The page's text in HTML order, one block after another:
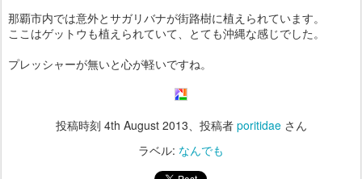
那覇市内では意外とサガリバナが街路樹に植えられています。
ここはゲットウも植えられていて、とても沖縄な感じでした。
プレッシャーが無いと心が軽いですね。
投稿時刻 4th August 2013、投稿者 poritidaeさん
ラベル: なんでも